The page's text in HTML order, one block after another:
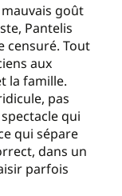
goût
Pantelis
censuré. Tout
aux
la famille.
pas
qui
qui sépare
dans un
parfois